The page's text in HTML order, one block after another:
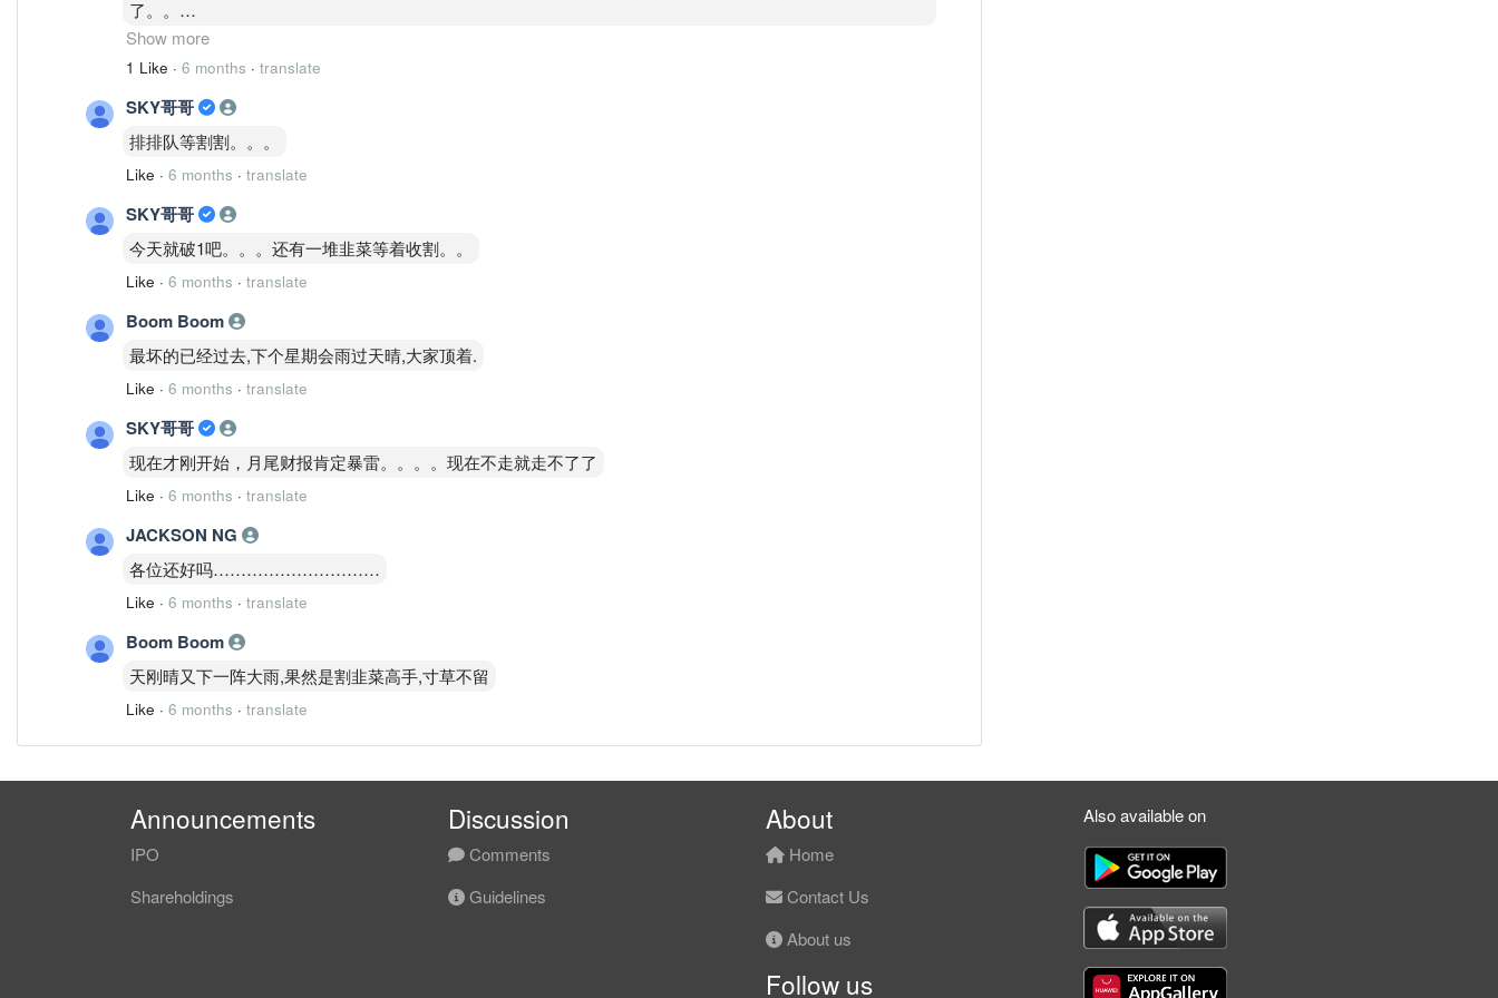
了。。
不要删留言嘛
现在老板的15M 给机构帮忙抬桥更好赚
Show more
1 Like · 6 months · translate
SKY哥哥
排排队等割割。。。
Like · 6 months · translate
SKY哥哥
今天就破1吧。。。还有一堆韭菜等着收割。。
Like · 6 months · translate
Boom Boom
最坏的已经过去,下个星期会雨过天晴,大家顶着.
Like · 6 months · translate
SKY哥哥
现在才刚开始，月尾财报肯定暴雷。。。。现在不走就走不了了
Like · 6 months · translate
JACKSON NG
各位还好吗…………………………
Like · 6 months · translate
Boom Boom
天刚晴又下一阵大雨,果然是割韭菜高手,寸草不留
Like · 6 months · translate
Announcements
IPO
Shareholdings
Discussion
Comments
Guidelines
About
Home
Contact Us
About us
Follow us
Also available on